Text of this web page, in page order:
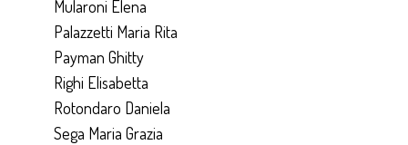
Mularoni Elena
Palazzetti Maria Rita
Payman Ghitty
Righi Elisabetta
Rotondaro Daniela
Sega Maria Grazia